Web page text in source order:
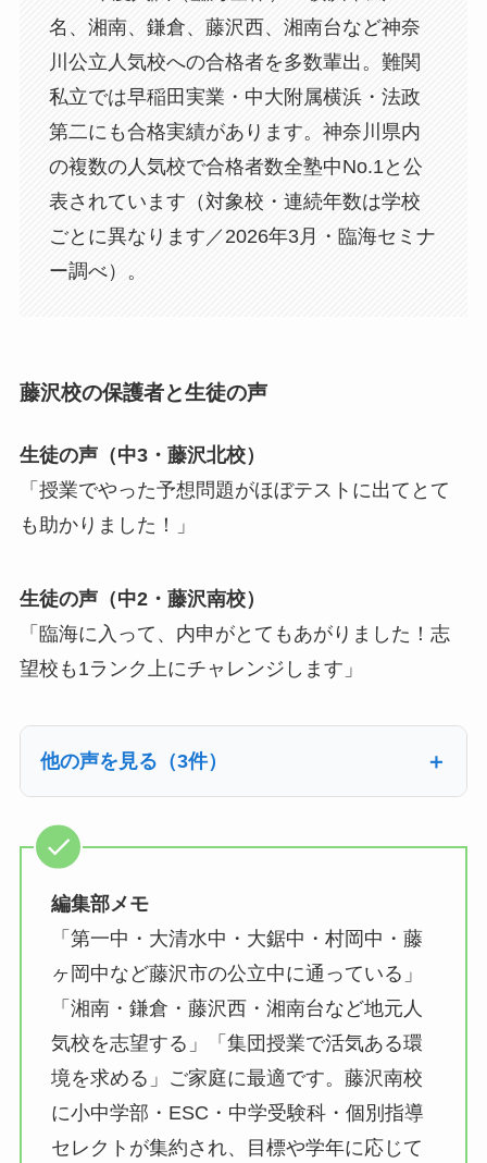
名、湘南、鎌倉、藤沢西、湘南台など神奈
川公立人気校への合格者を多数輩出。難関
私立では早稲田実業・中大附属横浜・法政
第二にも合格実績があります。神奈川県内
の複数の人気校で合格者数全塾中No.1と公
表されています（対象校・連続年数は学校
ごとに異なります／2026年3月・臨海セミナ
ー調べ）。
藤沢校の保護者と生徒の声
生徒の声（中3・藤沢北校）
「授業でやった予想問題がほぼテストに出てとて
も助かりました！」
生徒の声（中2・藤沢南校）
「臨海に入って、内申がとてもあがりました！志
望校も1ランク上にチャレンジします」
他の声を見る（3件）
編集部メモ
「第一中・大清水中・大鋸中・村岡中・藤
ヶ岡中など藤沢市の公立中に通っている」
「湘南・鎌倉・藤沢西・湘南台など地元人
気校を志望する」「集団授業で活気ある環
境を求める」ご家庭に最適です。藤沢南校
に小中学部・ESC・中学受験科・個別指導
セレクトが集約され、目標や学年に応じて